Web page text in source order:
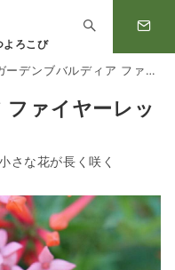
よろこび
ーデンブバルディア ファイヤーレッド
ァイヤーレッ
さな花が長く咲く